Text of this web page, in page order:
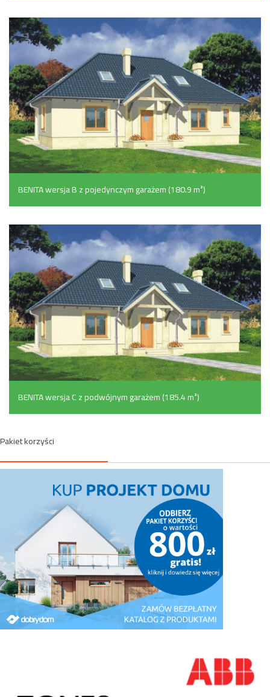
BENITA wersja B z pojedynczym garażem (180.9 m²)
BENITA wersja C z podwójnym garażem (185.4 m²)
Pakiet korzyści